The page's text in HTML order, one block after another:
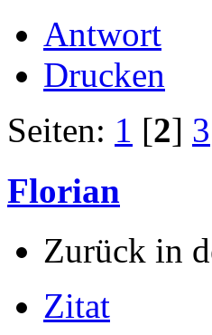
Antwort
Drucken
Seiten: 1 [2] 3
Florian
Zurück in
Zitat